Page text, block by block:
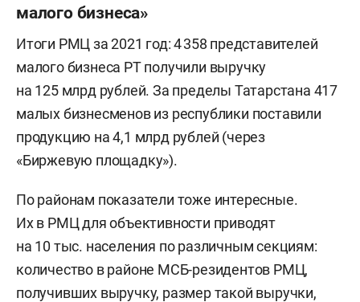
малого бизнеса»
Итоги РМЦ за 2021 год: 4 358 представителей
малого бизнеса РТ получили выручку
на 125 млрд рублей. За пределы Татарстана 417
малых бизнесменов из республики поставили
продукцию на 4,1 млрд рублей (через
«Биржевую площадку»).
По районам показатели тоже интересные.
Их в РМЦ для объективности приводят
на 10 тыс. населения по различным секциям:
количество в районе МСБ-резидентов РМЦ,
получивших выручку, размер такой выручки,